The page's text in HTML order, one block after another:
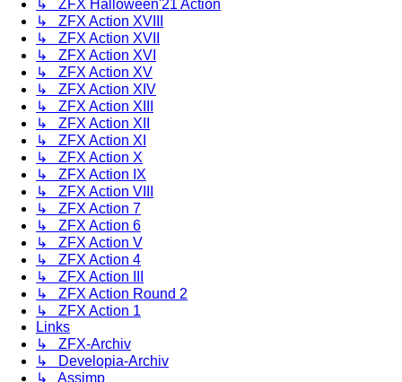
↳ ZFX Halloween'21 Action
↳ ZFX Action XVIII
↳ ZFX Action XVII
↳ ZFX Action XVI
↳ ZFX Action XV
↳ ZFX Action XIV
↳ ZFX Action XIII
↳ ZFX Action XII
↳ ZFX Action XI
↳ ZFX Action X
↳ ZFX Action IX
↳ ZFX Action VIII
↳ ZFX Action 7
↳ ZFX Action 6
↳ ZFX Action V
↳ ZFX Action 4
↳ ZFX Action III
↳ ZFX Action Round 2
↳ ZFX Action 1
Links
↳ ZFX-Archiv
↳ Developia-Archiv
↳ Assimp